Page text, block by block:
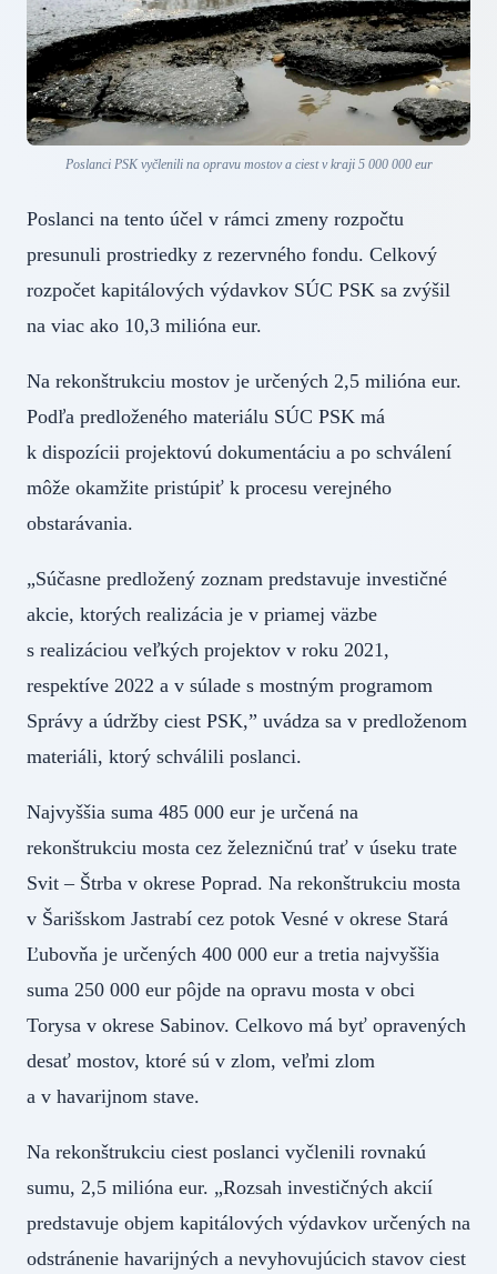
Poslanci PSK vyčlenili na opravu mostov a ciest v kraji 5 000 000 eur
Poslanci na tento účel v rámci zmeny rozpočtu
presunuli prostriedky z rezervného fondu. Celkový
rozpočet kapitálových výdavkov SÚC PSK sa zvýšil
na viac ako 10,3 milióna eur.
Na rekonštrukciu mostov je určených 2,5 milióna eur.
Podľa predloženého materiálu SÚC PSK má
k dispozícii projektovú dokumentáciu a po schválení
môže okamžite pristúpiť k procesu verejného
obstarávania.
„Súčasne predložený zoznam predstavuje investičné
akcie, ktorých realizácia je v priamej väzbe
s realizáciou veľkých projektov v roku 2021,
respektíve 2022 a v súlade s mostným programom
Správy a údržby ciest PSK,” uvádza sa v predloženom
materiáli, ktorý schválili poslanci.
Najvyššia suma 485 000 eur je určená na
rekonštrukciu mosta cez železničnú trať v úseku trate
Svit – Štrba v okrese Poprad. Na rekonštrukciu mosta
v Šarišskom Jastrabí cez potok Vesné v okrese Stará
Ľubovňa je určených 400 000 eur a tretia najvyššia
suma 250 000 eur pôjde na opravu mosta v obci
Torysa v okrese Sabinov. Celkovo má byť opravených
desať mostov, ktoré sú v zlom, veľmi zlom
a v havarijnom stave.
Na rekonštrukciu ciest poslanci vyčlenili rovnakú
sumu, 2,5 milióna eur. „Rozsah investičných akcií
predstavuje objem kapitálových výdavkov určených na
odstránenie havarijných a nevyhovujúcich stavov ciest